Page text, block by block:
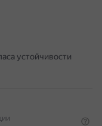
устойчивости